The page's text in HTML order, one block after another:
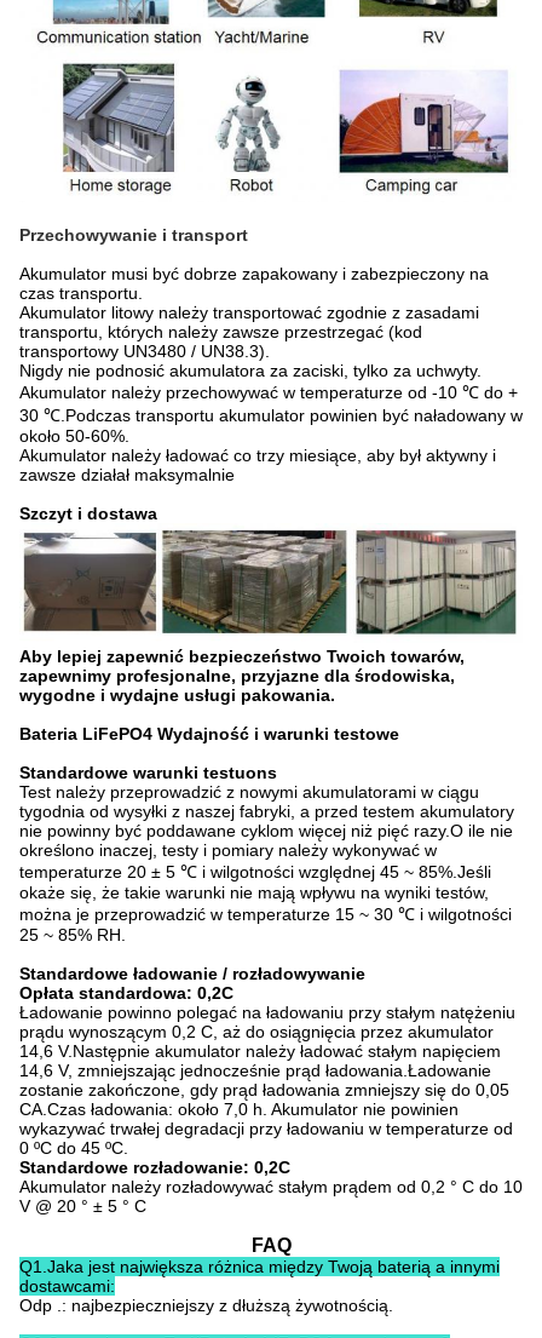
Przechowywanie i transport
Akumulator musi być dobrze zapakowany i zabezpieczony na
czas transportu.
Akumulator litowy należy transportować zgodnie z zasadami
transportu, których należy zawsze przestrzegać (kod
transportowy UN3480 / UN38.3).
Nigdy nie podnosić akumulatora za zaciski, tylko za uchwyty.
Akumulator należy przechowywać w temperaturze od -10 ℃ do +
30 ℃.Podczas transportu akumulator powinien być naładowany w
około 50-60%.
Akumulator należy ładować co trzy miesiące, aby był aktywny i
zawsze działał maksymalnie
Szczyt i dostawa
Aby lepiej zapewnić bezpieczeństwo Twoich towarów,
zapewnimy profesjonalne, przyjazne dla środowiska,
wygodne i wydajne usługi pakowania.
Bateria LiFePO4 Wydajność i warunki testowe
Standardowe warunki testuons
Test należy przeprowadzić z nowymi akumulatorami w ciągu
tygodnia od wysyłki z naszej fabryki, a przed testem akumulatory
nie powinny być poddawane cyklom więcej niż pięć razy.O ile nie
określono inaczej, testy i pomiary należy wykonywać w
temperaturze 20 ± 5 ℃ i wilgotności względnej 45 ~ 85%.Jeśli
okaże się, że takie warunki nie mają wpływu na wyniki testów,
można je przeprowadzić w temperaturze 15 ~ 30 ℃ i wilgotności
25 ~ 85% RH.
Standardowe ładowanie / rozładowywanie
Opłata standardowa: 0,2C
Ładowanie powinno polegać na ładowaniu przy stałym natężeniu
prądu wynoszącym 0,2 C, aż do osiągnięcia przez akumulator
14,6 V.Następnie akumulator należy ładować stałym napięciem
14,6 V, zmniejszając jednocześnie prąd ładowania.Ładowanie
zostanie zakończone, gdy prąd ładowania zmniejszy się do 0,05
CA.Czas ładowania: około 7,0 h. Akumulator nie powinien
wykazywać trwałej degradacji przy ładowaniu w temperaturze od
0 ºC do 45 ºC.
Standardowe rozładowanie: 0,2C
Akumulator należy rozładowywać stałym prądem od 0,2 ° C do 10
V @ 20 ° ± 5 ° C
FAQ
Q1.Jaka jest największa różnica między Twoją baterią a innymi
dostawcami:
Odp .: najbezpieczniejszy z dłuższą żywotnością.